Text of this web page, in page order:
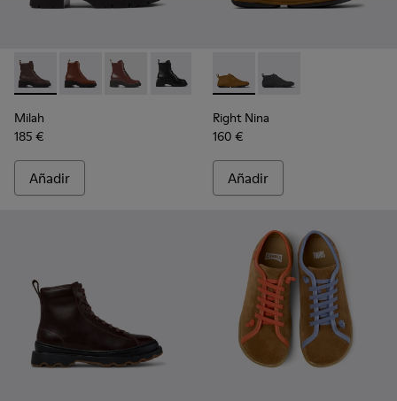
Milah - K400577-013 - Botas de media caña de piel marrón
Milah - K400577-011
Milah - K400577-007
Milah - K400577-001
Milah
185 €
Añadir
Right Nina - K400805-001 -
Right Nina -
Right Nina
160 €
Añadir